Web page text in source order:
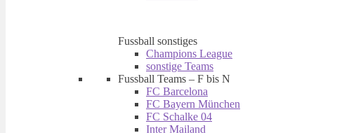
Fussball sonstiges
Champions League
sonstige Teams
Fussball Teams – F bis N
FC Barcelona
FC Bayern München
FC Schalke 04
Inter Mailand